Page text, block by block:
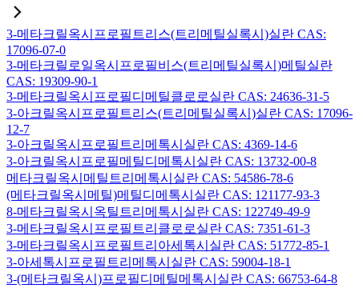
3-메타크릴옥시프로필트리스(트리메틸실록시)실란 CAS:
17096-07-0
3-메타크릴로일옥시프로필비스(트리메틸실록시)메틸실란
CAS: 19309-90-1
3-메타크릴옥시프로필디메틸클로로실란 CAS: 24636-31-5
3-아크릴옥시프로필트리스(트리메틸실록시)실란 CAS: 17096-
12-7
3-아크릴옥시프로필트리메톡시실란 CAS: 4369-14-6
3-아크릴옥시프로필메틸디메톡시실란 CAS: 13732-00-8
메타크릴옥시메틸트리메톡시실란 CAS: 54586-78-6
(메타크릴옥시메틸)메틸디메톡시실란 CAS: 121177-93-3
8-메타크릴옥시옥틸트리메톡시실란 CAS: 122749-49-9
3-메타크릴옥시프로필트리클로로실란 CAS: 7351-61-3
3-메타크릴옥시프로필트리아세톡시실란 CAS: 51772-85-1
3-아세톡시프로필트리메톡시실란 CAS: 59004-18-1
3-(메타크릴옥시)프로필디메틸메톡시실란 CAS: 66753-64-8